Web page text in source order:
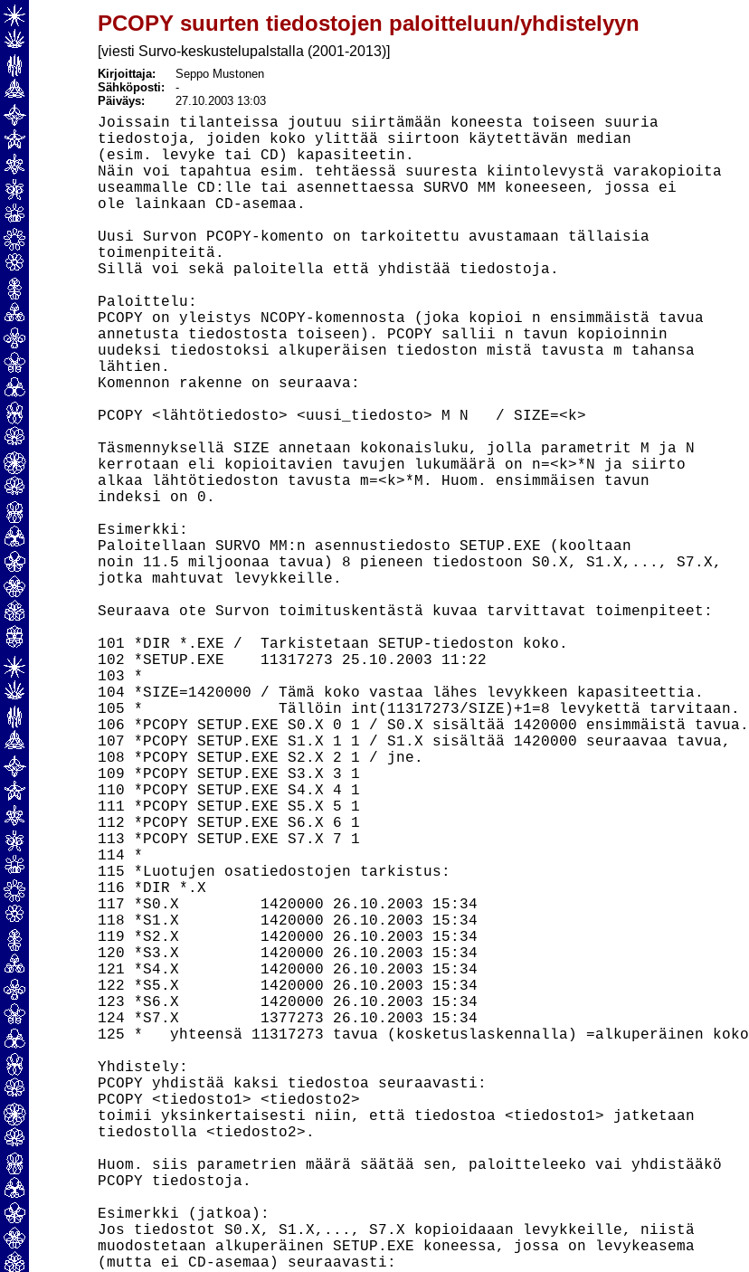
PCOPY suurten tiedostojen paloitteluun/yhdistelyyn
[viesti Survo-keskustelupalstalla (2001-2013)]
Kirjoittaja:
Seppo Mustonen
Sähköposti: -
Päiväys:
27.10.2003 13:03
Joissain tilanteissa joutuu siirtämään koneesta toiseen suuria
tiedostoja, joiden koko ylittää siirtoon käytettävän median
(esim. levyke tai CD) kapasiteetin.
Näin voi tapahtua esim. tehtäessä suuresta kiintolevystä varakopioita
useammalle CD:lle tai asennettaessa SURVO MM koneeseen, jossa ei
ole lainkaan CD-asemaa.
Uusi Survon PCOPY-komento on tarkoitettu avustamaan tällaisia
toimenpiteitä.
Sillä voi sekä paloitella että yhdistää tiedostoja.
Paloittelu:
PCOPY on yleistys NCOPY-komennosta (joka kopioi n ensimmäistä tavua
annetusta tiedostosta toiseen). PCOPY sallii n tavun kopioinnin
uudeksi tiedostoksi alkuperäisen tiedoston mistä tavusta m tahansa
lähtien.
Komennon rakenne on seuraava:
PCOPY <lähtötiedosto> <uusi_tiedosto> M N   / SIZE=<k>
Täsmennyksellä SIZE annetaan kokonaisluku, jolla parametrit M ja N
kerrotaan eli kopioitavien tavujen lukumäärä on n=<k>*N ja siirto
alkaa lähtötiedoston tavusta m=<k>*M. Huom. ensimmäisen tavun
indeksi on 0.
Esimerkki:
Paloitellaan SURVO MM:n asennustiedosto SETUP.EXE (kooltaan
noin 11.5 miljoonaa tavua) 8 pieneen tiedostoon S0.X, S1.X,..., S7.X,
jotka mahtuvat levykkeille.
Seuraava ote Survon toimituskentästä kuvaa tarvittavat toimenpiteet:
101 *DIR *.EXE /  Tarkistetaan SETUP-tiedoston koko.
102 *SETUP.EXE    11317273 25.10.2003 11:22
103 *
104 *SIZE=1420000 / Tämä koko vastaa lähes levykkeen kapasiteettia.
105 *               Tällöin int(11317273/SIZE)+1=8 levykettä tarvitaan.
106 *PCOPY SETUP.EXE S0.X 0 1 / S0.X sisältää 1420000 ensimmäistä tavua.
107 *PCOPY SETUP.EXE S1.X 1 1 / S1.X sisältää 1420000 seuraavaa tavua,
108 *PCOPY SETUP.EXE S2.X 2 1 / jne.
109 *PCOPY SETUP.EXE S3.X 3 1
110 *PCOPY SETUP.EXE S4.X 4 1
111 *PCOPY SETUP.EXE S5.X 5 1
112 *PCOPY SETUP.EXE S6.X 6 1
113 *PCOPY SETUP.EXE S7.X 7 1
114 *
115 *Luotujen osatiedostojen tarkistus:
116 *DIR *.X
117 *S0.X         1420000 26.10.2003 15:34
118 *S1.X         1420000 26.10.2003 15:34
119 *S2.X         1420000 26.10.2003 15:34
120 *S3.X         1420000 26.10.2003 15:34
121 *S4.X         1420000 26.10.2003 15:34
122 *S5.X         1420000 26.10.2003 15:34
123 *S6.X         1420000 26.10.2003 15:34
124 *S7.X         1377273 26.10.2003 15:34
125 *   yhteensä 11317273 tavua (kosketuslaskennalla) =alkuperäinen koko
Yhdistely:
PCOPY yhdistää kaksi tiedostoa seuraavasti:
PCOPY <tiedosto1> <tiedosto2>
toimii yksinkertaisesti niin, että tiedostoa <tiedosto1> jatketaan
tiedostolla <tiedosto2>.
Huom. siis parametrien määrä säätää sen, paloitteleeko vai yhdistääkö
PCOPY tiedostoja.
Esimerkki (jatkoa):
Jos tiedostot S0.X, S1.X,..., S7.X kopioidaaan levykkeille, niistä
muodostetaan alkuperäinen SETUP.EXE koneessa, jossa on levykeasema
(mutta ei CD-asemaa) seuraavasti: